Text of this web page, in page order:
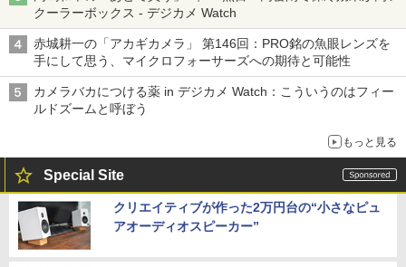
クーラーボックス - デジカメ Watch
赤城耕一の「アカギカメラ」 第146回：PRO銘の魚眼レンズを
手にして思う、マイクロフォーサーズへの期待と可能性
カメラバカにつける薬 in デジカメ Watch：こういうのはフィー
ルドズームと呼ぼう
もっと見る
Special Site
クリエイティブが作った2万円台の“小さなピュ
アオーディオスピーカー”